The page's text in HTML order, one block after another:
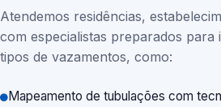
Atendemos residências,
com especialistas preparados para
tipos de vazamentos, como:
Mapeamento de tubulações com